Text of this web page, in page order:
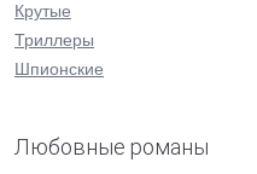
Крутые
Триллеры
Шпионские
Любовные романы